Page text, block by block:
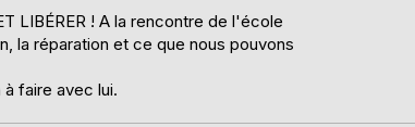
LIBÉRER ! A la rencontre de l'école
la réparation et ce que nous pouvons
faire avec lui.